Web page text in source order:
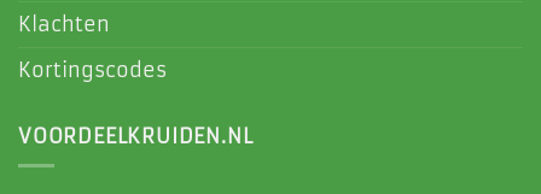
Klachten
Kortingscodes
VOORDEELKRUIDEN.NL